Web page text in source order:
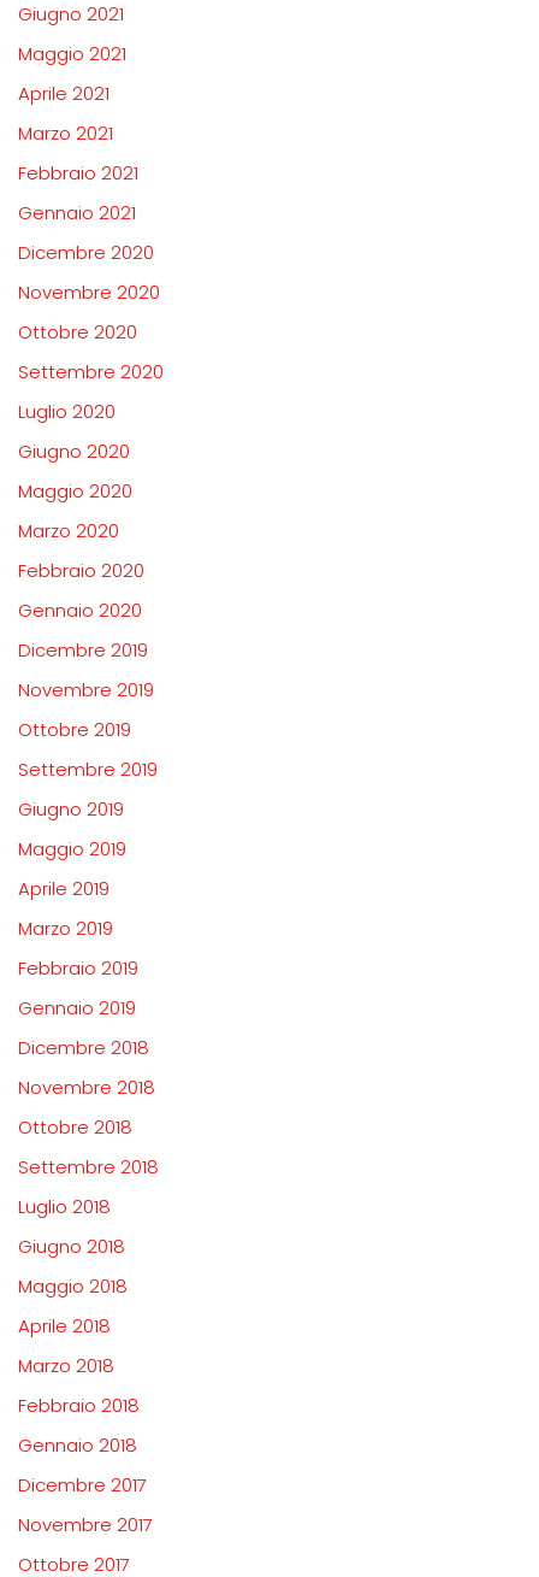
Giugno 2021
Maggio 2021
Aprile 2021
Marzo 2021
Febbraio 2021
Gennaio 2021
Dicembre 2020
Novembre 2020
Ottobre 2020
Settembre 2020
Luglio 2020
Giugno 2020
Maggio 2020
Marzo 2020
Febbraio 2020
Gennaio 2020
Dicembre 2019
Novembre 2019
Ottobre 2019
Settembre 2019
Giugno 2019
Maggio 2019
Aprile 2019
Marzo 2019
Febbraio 2019
Gennaio 2019
Dicembre 2018
Novembre 2018
Ottobre 2018
Settembre 2018
Luglio 2018
Giugno 2018
Maggio 2018
Aprile 2018
Marzo 2018
Febbraio 2018
Gennaio 2018
Dicembre 2017
Novembre 2017
Ottobre 2017